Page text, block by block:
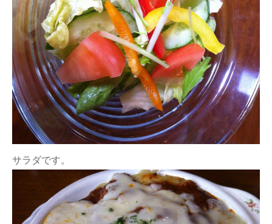
サラダです。